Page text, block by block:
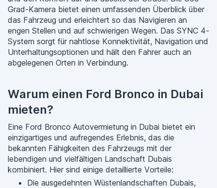
Grad-Kamera bietet einen umfassenden Überblick über
das Fahrzeug und erleichtert so das Navigieren an
engen Stellen und auf schwierigen Wegen. Das SYNC 4-
System sorgt für nahtlose Konnektivität, Navigation und
Unterhaltungsoptionen und hält den Fahrer auch an
abgelegenen Orten in Verbindung.
Warum einen Ford Bronco in Dubai
mieten?
Eine Ford Bronco Autovermietung in Dubai bietet ein
einzigartiges und aufregendes Erlebnis, das die
bekannten Fähigkeiten des Fahrzeugs mit der
lebendigen und vielfältigen Landschaft Dubais
kombiniert. Hier sind einige detaillierte Vorteile:
Die ausgedehnten Wüstenlandschaften Dubais,